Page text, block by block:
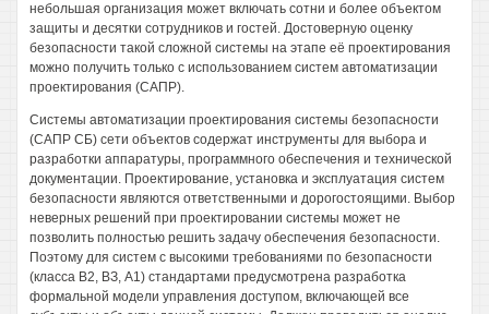
небольшая организация может включать сотни и более объектом
защиты и десятки сотрудников и гостей. Достоверную оценку
безопасности такой сложной системы на этапе её проектирования
можно получить только с использованием систем автоматизации
проектирования (САПР).
Системы автоматизации проектирования системы безопасности
(САПР СБ) сети объектов содержат инструменты для выбора и
разработки аппаратуры, программного обеспечения и технической
документации. Проектирование, установка и эксплуатация систем
безопасности являются ответственными и дорогостоящими. Выбор
неверных решений при проектировании системы может не
позволить полностью решить задачу обеспечения безопасности.
Поэтому для систем с высокими требованиями по безопасности
(класса В2, ВЗ, А1) стандартами предусмотрена разработка
формальной модели управления доступом, включающей все